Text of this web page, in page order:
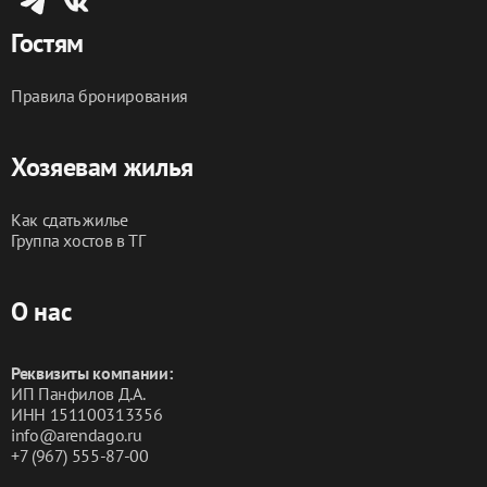
Гостям
Правила бронирования
Хозяевам жилья
Как сдать жилье
Группа хостов в ТГ
О нас
Реквизиты компании:
ИП Панфилов Д.А.
ИНН 151100313356
info@arendago.ru
+7 (967) 555-87-00